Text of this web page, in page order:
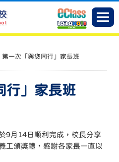
第一次「與您同行」家長班
行」家長班
9月14日順利完成，校長分享
工頒獎禮，感謝各家長一直以